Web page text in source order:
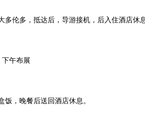
伦多，抵达后，导游接机，后入住酒店休息
午布展
，晚餐后送回酒店休息。